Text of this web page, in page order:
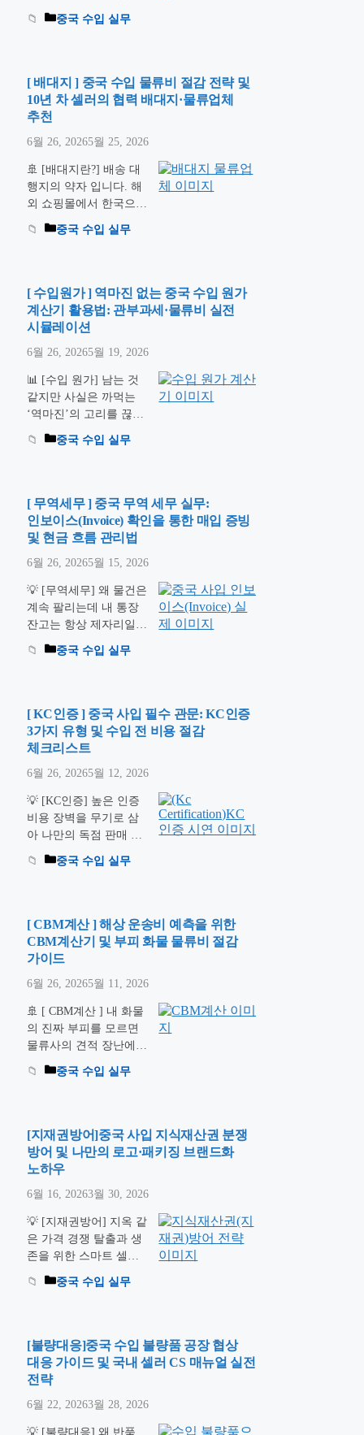
폭탄을 맞고 마진이 …
시간 안에 해결해야 합
니다. 중국에서 보석 같
데, 관세사로부터 “세관
검사에 걸려 통관이 보
류되었습니다”라는 연
가 차갑게 식는 기분이
듭니다. 올바른 행정 절
차를 모른 채 시간을 허
비하면 보류가 거절로,
제 폐기’라는 매매 손실
중국 수입 실무
[ 배대지 ] 중국 수입 물류비 절감 전략 및
10년 차 셀러의 협력 배대지·물류업체
추천
6월 26, 20265월 25, 2026
🚢 [배대지란?] 배송 대
행지의 약자 입니다. 해
외 쇼핑몰에서 한국으로
직접 배송해주지 않거나
배송비가 비쌀 때 현지
업체입니다. 대부분 창
고를 가지고 있으면서
여러 공장에서 입고된
포장 등의 업무를 하고
있습니다. 직접 물류 업
무까지 하는 곳도 있지
만 상품을 인수,보관,검
는 곳이 많습니다 나무
중국 수입 실무
[ 수입원가 ] 역마진 없는 중국 수입 원가
계산기 활용법: 관부과세·물류비 실전
시뮬레이션
6월 26, 20265월 19, 2026
📊 [수입 원가] 남는 것
같지만 사실은 까먹는
‘역마진’의 고리를 끊어
내십시오. 많은 초보 무
역 셀러분들이 중국
국내에서 4만 원에 팔면
무조건 이득이라고 착각
합니다. 하지만 환율 변
소량화물 LCL 부피 운
임(CBM), 국내 연동 수
수료를 철저히 녹여내지
않으면 통장 잔고가 제
리에 직면합니다. 관세
중국 수입 실무
[ 무역세무 ] 중국 무역 세무 실무:
인보이스(Invoice) 확인을 통한 매입 증빙
및 현금 흐름 관리법
6월 26, 20265월 15, 2026
💡 [무역세무] 왜 물건은
계속 팔리는데 내 통장
잔고는 항상 제자리일까
요? 중국 수입 비즈니스
를 시작하고 신나게 매
다. 분명 마진을 남기고
팔고 있는데 정작 다음
차수 사입 자금이나 관
부족한 현상이죠. 장부
상으로는 흑자인데 돈이
돌지 않아 무너지는 ‘흑
자 도산’의 늪입니다. 합
보하는 인보이스
중국 수입 실무
[ KC인증 ] 중국 사입 필수 관문: KC인증
3가지 유형 및 수입 전 비용 절감
체크리스트
6월 26, 20265월 12, 2026
💡 [KC인증] 높은 인증
비용 장벽을 무기로 삼
아 나만의 독점 판매 마
진을 구축하십시오. 중
국 사입 유통을 꿈꾸는
절하는 구간이 바로 KC
국가통합인증마크
(Korea Certification)입니
인증 비용과 복잡한 서
류 절차 때문에 “정말 이
길을 가야 하나” 망설여
지기 마련이죠. 하지만
인증 장벽을 정면으로
중국 수입 실무
[ CBM계산 ] 해상 운송비 예측을 위한
CBM계산기 및 부피 화물 물류비 절감
가이드
6월 26, 20265월 11, 2026
🚢 [ CBM계산 ] 내 화물
의 진짜 부피를 모르면
물류사의 견적 장난에
무너집니다. 중국 사입
비즈니스를 하면서 컨테
단위로 쪼개어 들여오는
소량 혼적 화물(LCL) 수
입을 진행할 때 가장 먼
가 바로 CBM계산
(Cubic Meter)입니다. 해
상 물류비는 무게가 아
무리 가벼워도 내 화물
이 크면 운임이 폭등하
중국 수입 실무
[지재권방어]중국 사입 지식재산권 분쟁
방어 및 나만의 로고·패키징 브랜드화
노하우
6월 16, 20263월 30, 2026
💡 [지재권방어] 지옥 같
은 가격 경쟁 탈출과 생
존을 위한 스마트 셀러
의 필수 지침서 중국
1688이나 도매시장에서
느 날, 갑자기 날아온
‘상표권 침해 내용증
명’! 수입 셀러라면 누구
명적인 리스크입니다.
남들과 똑같은 기성품을
중국 수입 실무
[불량대응]중국 수입 불량품 공장 협상
대응 가이드 및 국내 셀러 CS 매뉴얼 실전
전략
6월 22, 20263월 28, 2026
💡 [불량대응] 왜 반품